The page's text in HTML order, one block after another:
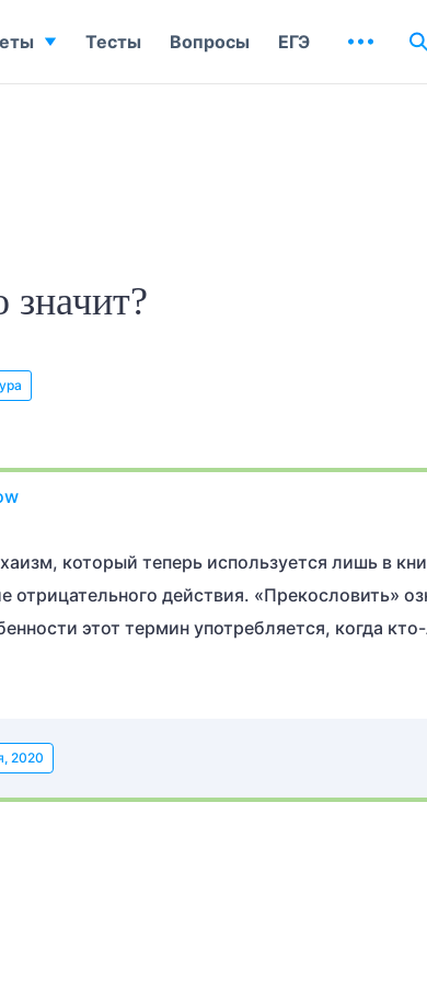
значит?
который теперь используется лишь в
отрицательного действия. «Прекословить»
этот термин употребляется, когда
2020
Тесты Вопросы ЕГЭ